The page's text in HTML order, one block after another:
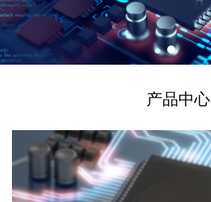
产品中心